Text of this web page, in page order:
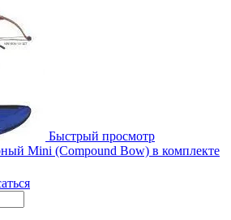
Быстрый просмотр
Mini (Compound Bow) в комплекте